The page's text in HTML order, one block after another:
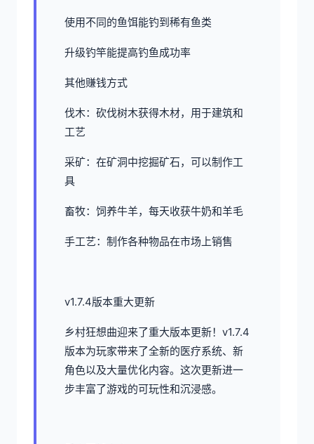
使用不同的鱼饵能钓到稀有鱼类
升级钓竿能提高钓鱼成功率
其他赚钱方式
伐木：砍伐树木获得木材，用于建筑和
工艺
采矿：在矿洞中挖掘矿石，可以制作工
具
畜牧：饲养牛羊，每天收获牛奶和羊毛
手工艺：制作各种物品在市场上销售
v1.7.4版本重大更新
乡村狂想曲迎来了重大版本更新！v1.7.4
版本为玩家带来了全新的医疗系统、新
角色以及大量优化内容。这次更新进一
步丰富了游戏的可玩性和沉浸感。